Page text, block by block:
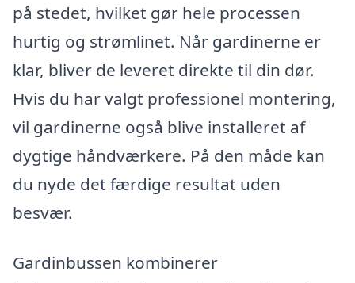
på stedet, hvilket gør hele processen
hurtig og strømlinet. Når gardinerne er
klar, bliver de leveret direkte til din dør.
Hvis du har valgt professionel montering,
vil gardinerne også blive installeret af
dygtige håndværkere. På den måde kan
du nyde det færdige resultat uden
besvær.
Gardinbussen kombinerer